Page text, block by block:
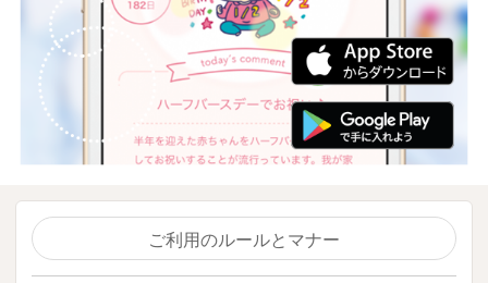
ご利用のルールとマナー